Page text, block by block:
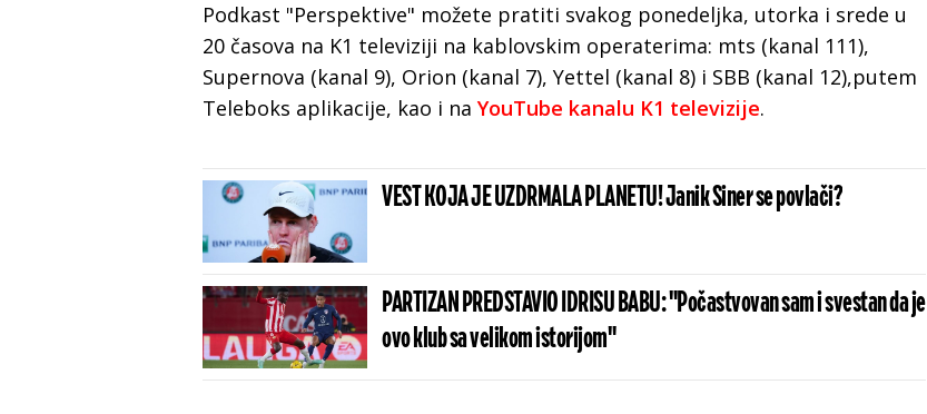
Podkast "Perspektive" možete pratiti svakog ponedeljka, utorka i srede u
20 časova na K1 televiziji na kablovskim operaterima: mts (kanal 111),
Supernova (kanal 9), Orion (kanal 7), Yettel (kanal 8) i SBB (kanal 12),putem
Teleboks aplikacije, kao i na YouTube kanalu K1 televizije.
VEST KOJA JE UZDRMALA PLANETU! Janik Siner se povlači?
PARTIZAN PREDSTAVIO IDRISU BABU: "Počastvovan sam i svestan da je
ovo klub sa velikom istorijom"